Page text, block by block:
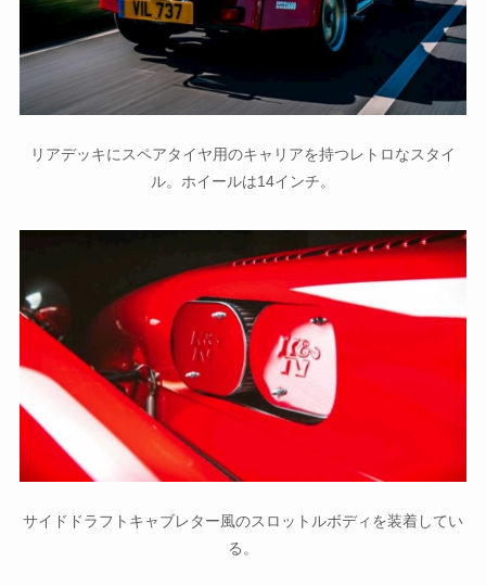
リアデッキにスペアタイヤ用のキャリアを持つレトロなスタイ
ル。ホイールは14インチ。
サイドドラフトキャブレター風のスロットルボディを装着してい
る。